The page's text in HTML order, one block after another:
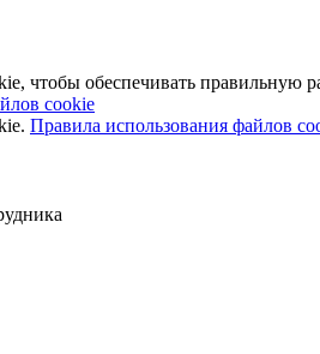
чтобы обеспечивать правильную
cookie
Правила использования файлов